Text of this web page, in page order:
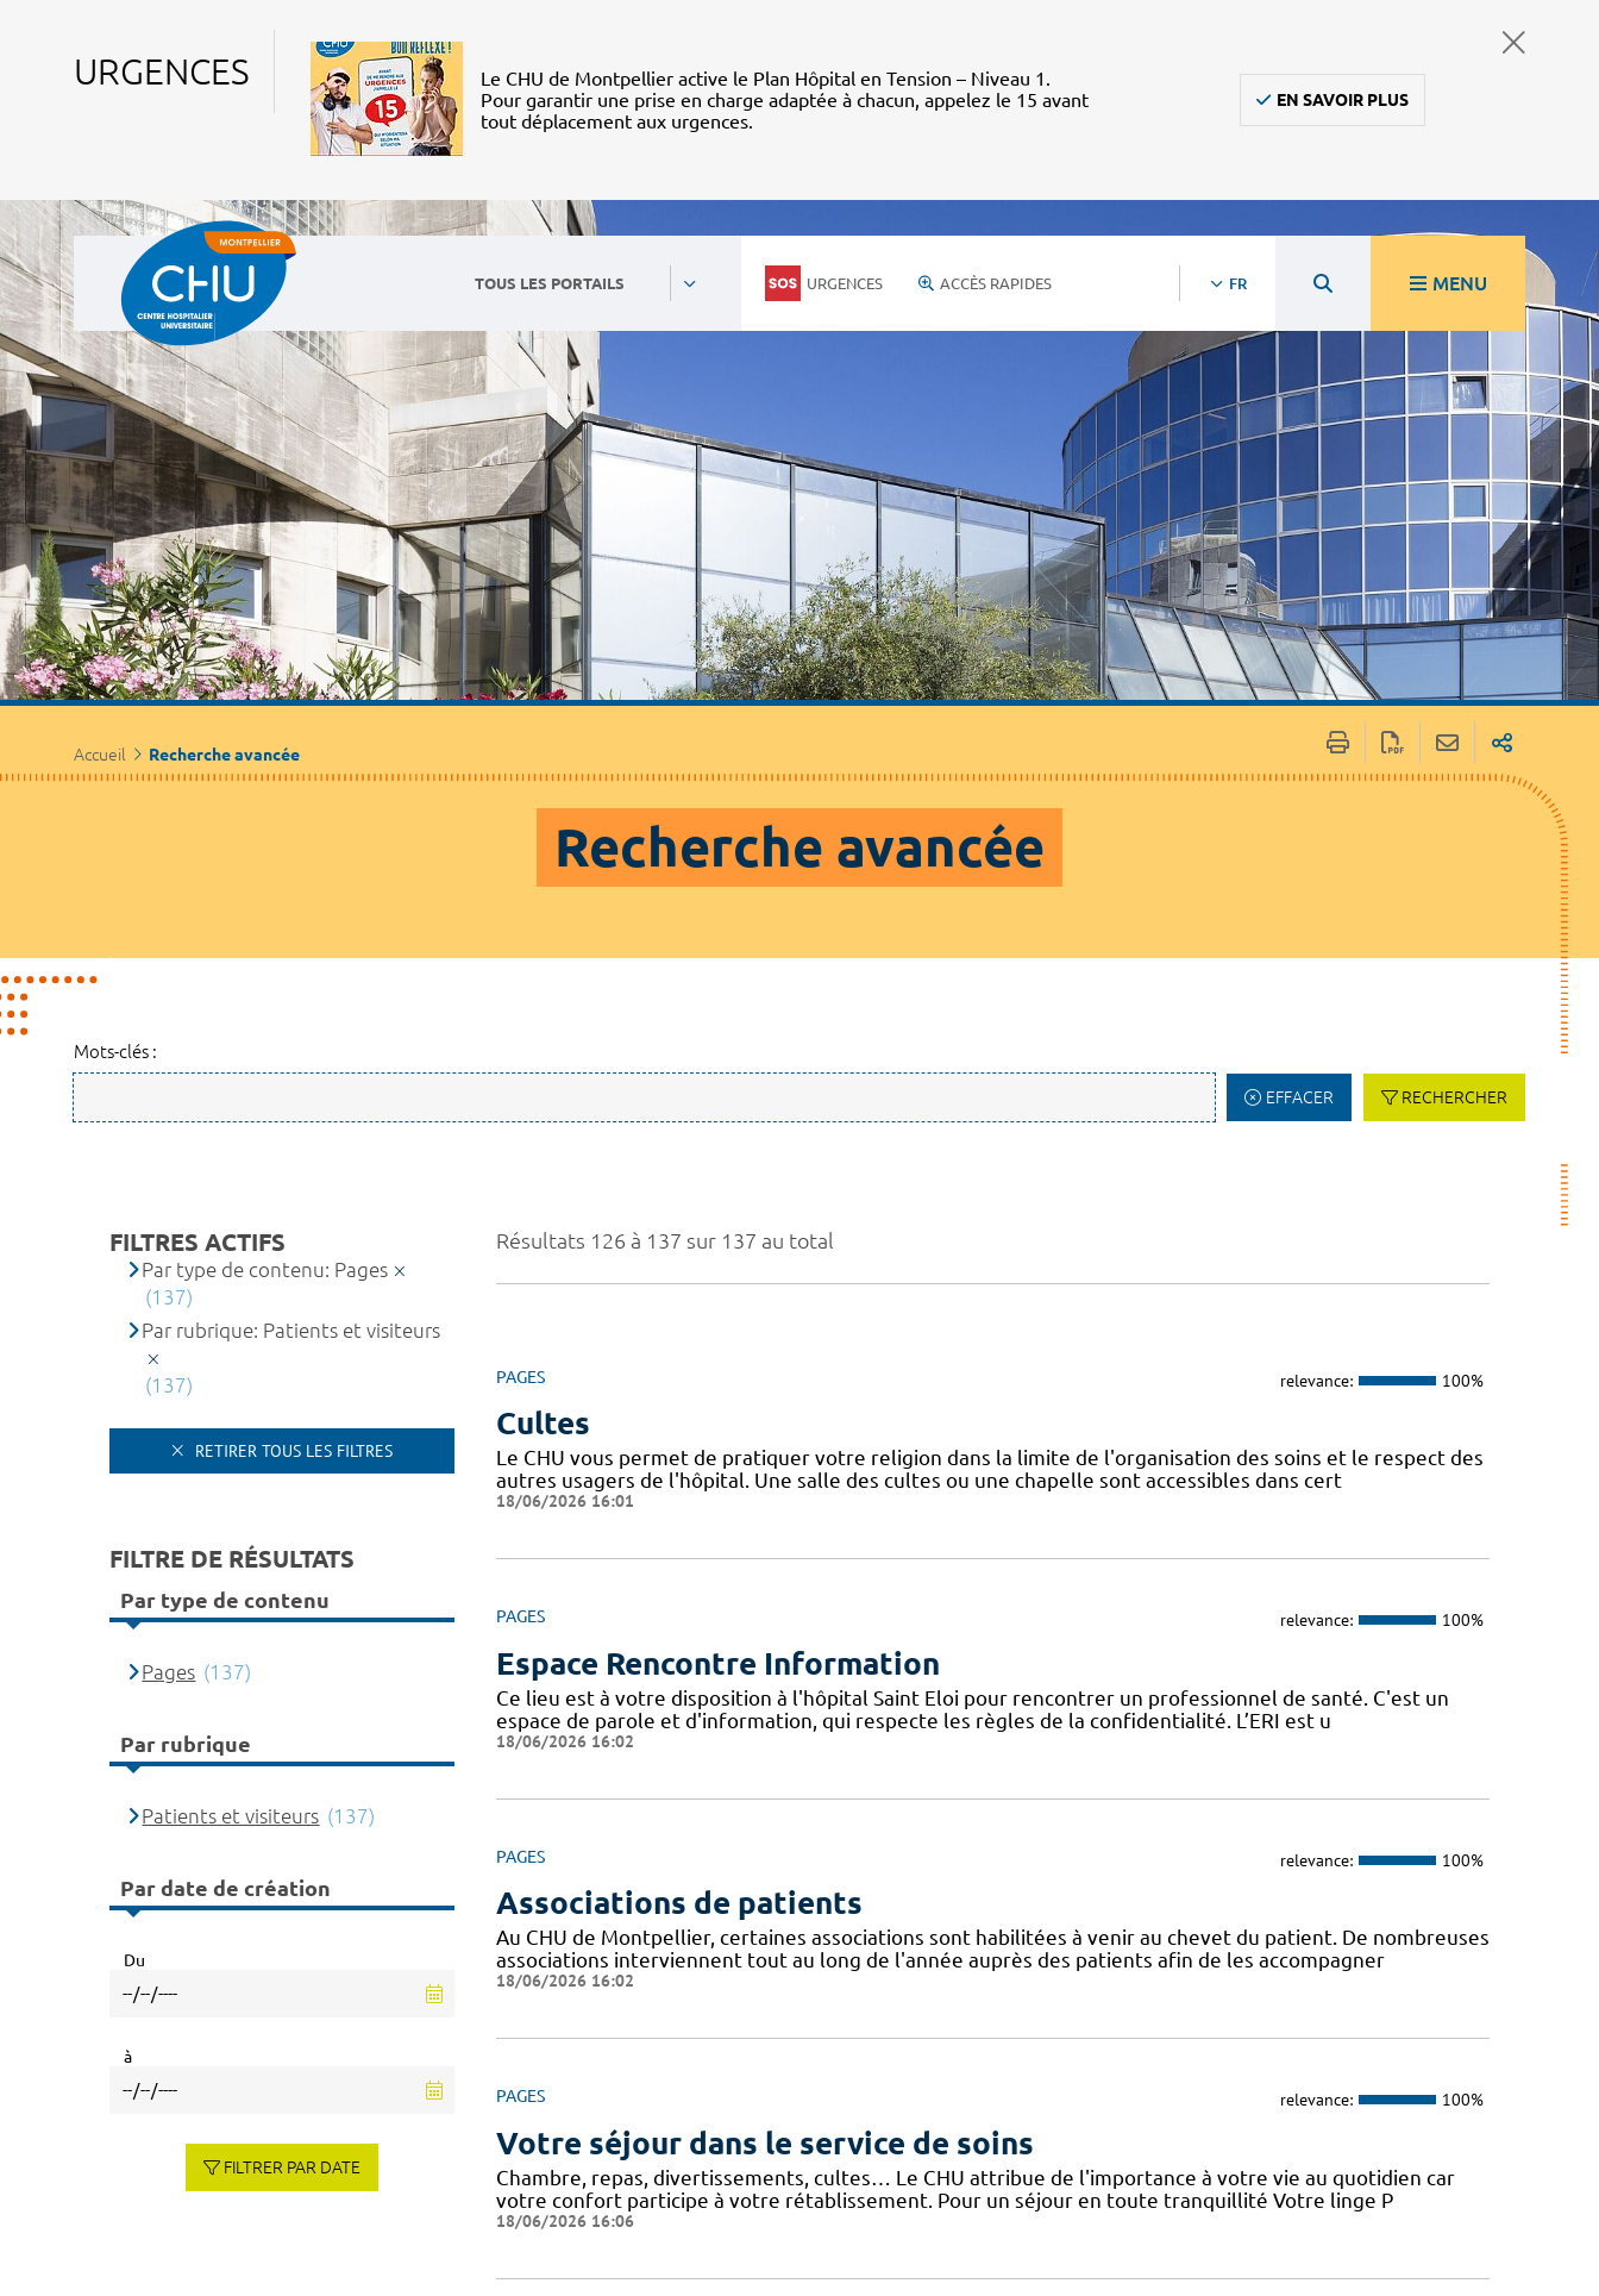
URGENCES
Le CHU de Montpellier active le Plan Hôpital en Tension – Niveau 1.
Pour garantir une prise en charge adaptée à chacun, appelez le 15 avant
tout déplacement aux urgences.
EN SAVOIR PLUS
TOUS LES PORTAILS URGENCES ACCÈS RAPIDES FR MENU
Accueil Recherche avancée
Recherche avancée
Mots-clés :
EFFACER RECHERCHER
Résultats 126 à 137 sur 137 au total
PAGES relevance: 100%
Cultes
Le CHU vous permet de pratiquer votre religion dans la limite de l'organisation des soins et le respect des
autres usagers de l'hôpital. Une salle des cultes ou une chapelle sont accessibles dans cert
18/06/2026 16:01
PAGES relevance: 100%
Espace Rencontre Information
Ce lieu est à votre disposition à l'hôpital Saint Eloi pour rencontrer un professionnel de santé. C'est un
espace de parole et d'information, qui respecte les règles de la confidentialité. L’ERI est u
18/06/2026 16:02
PAGES relevance: 100%
Associations de patients
Au CHU de Montpellier, certaines associations sont habilitées à venir au chevet du patient. De nombreuses
associations interviennent tout au long de l'année auprès des patients afin de les accompagner
18/06/2026 16:02
PAGES relevance: 100%
Votre séjour dans le service de soins
Chambre, repas, divertissements, cultes… Le CHU attribue de l'importance à votre vie au quotidien car
votre confort participe à votre rétablissement. Pour un séjour en toute tranquillité Votre linge P
18/06/2026 16:06
FILTRES ACTIFS
Par type de contenu: Pages
(137)
Par rubrique: Patients et visiteurs
(137)
RETIRER TOUS LES FILTRES
FILTRE DE RÉSULTATS
Par type de contenu
Pages (137)
Par rubrique
Patients et visiteurs (137)
Par date de création
Du
à
FILTRER PAR DATE